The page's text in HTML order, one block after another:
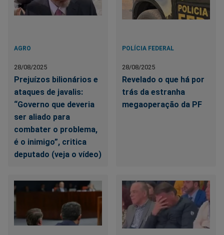
AGRO
28/08/2025
Prejuízos bilionários e
ataques de javalis:
“Governo que deveria
ser aliado para
combater o problema,
é o inimigo”, critica
deputado (veja o vídeo)
POLÍCIA FEDERAL
28/08/2025
Revelado o que há por
trás da estranha
megaoperação da PF